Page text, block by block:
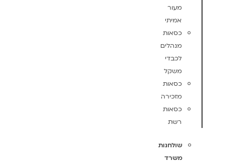
מעור
אמיתי
כסאות
מנהלים
לכבדי
משקל
כסאות
מזכירה
כסאות
רשת
שולחנות
משרד